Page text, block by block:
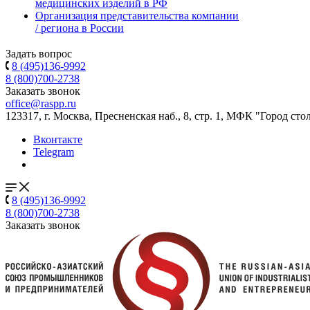
медицинских изделий в РФ
Организация представительства компании
/ региона в России
Задать вопрос
8 (495)136-9992
8 (800)700-2738
Заказать звонок
office@raspp.ru
123317, г. Москва, Пресненская наб., 8, стр. 1, МФК "Город
Вконтакте
Telegram
8 (495)136-9992
8 (800)700-2738
Заказать звонок